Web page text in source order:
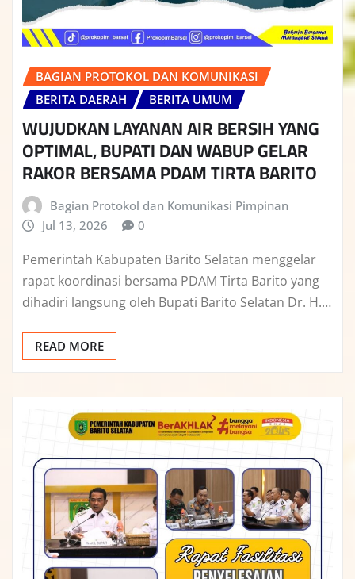
BAGIAN PROTOKOL DAN KOMUNIKASI
BERITA DAERAH
BERITA UMUM
WUJUDKAN LAYANAN AIR BERSIH YANG
OPTIMAL, BUPATI DAN WABUP GELAR
RAKOR BERSAMA PDAM TIRTA BARITO
Bagian Protokol dan Komunikasi Pimpinan
Jul 13, 2026
0
Pemerintah Kabupaten Barito Selatan menggelar
rapat koordinasi bersama PDAM Tirta Barito yang
dihadiri langsung oleh Bupati Barito Selatan Dr. H.…
READ MORE